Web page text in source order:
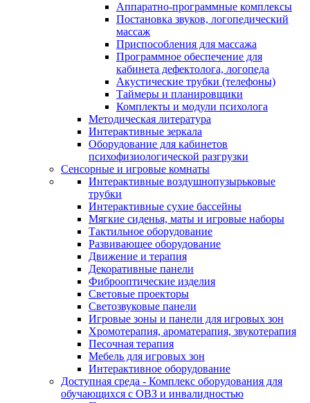
Аппаратно-программные комплексы
Постановка звуков, логопедический
массаж
Приспособления для массажа
Программное обеспечение для
кабинета дефектолога, логопеда
Акустические трубки (телефоны)
Таймеры и планировщики
Комплекты и модули психолога
Методическая литература
Интерактивные зеркала
Оборудование для кабинетов
психофизиологической разгрузки
Сенсорные и игровые комнаты
Интерактивные воздушнопузырьковые
трубки
Интерактивные сухие бассейны
Мягкие сиденья, маты и игровые наборы
Тактильное оборудование
Развивающее оборудование
Движение и терапия
Декоративные панели
Фиброоптические изделия
Световые проекторы
Светозвуковые панели
Игровые зоны и панели для игровых зон
Хромотерапия, ароматерапия, звукотерапия
Песочная терапия
Мебель для игровых зон
Интерактивное оборудование
Доступная среда - Комплекс оборудования для
обучающихся с ОВЗ и инвалидностью